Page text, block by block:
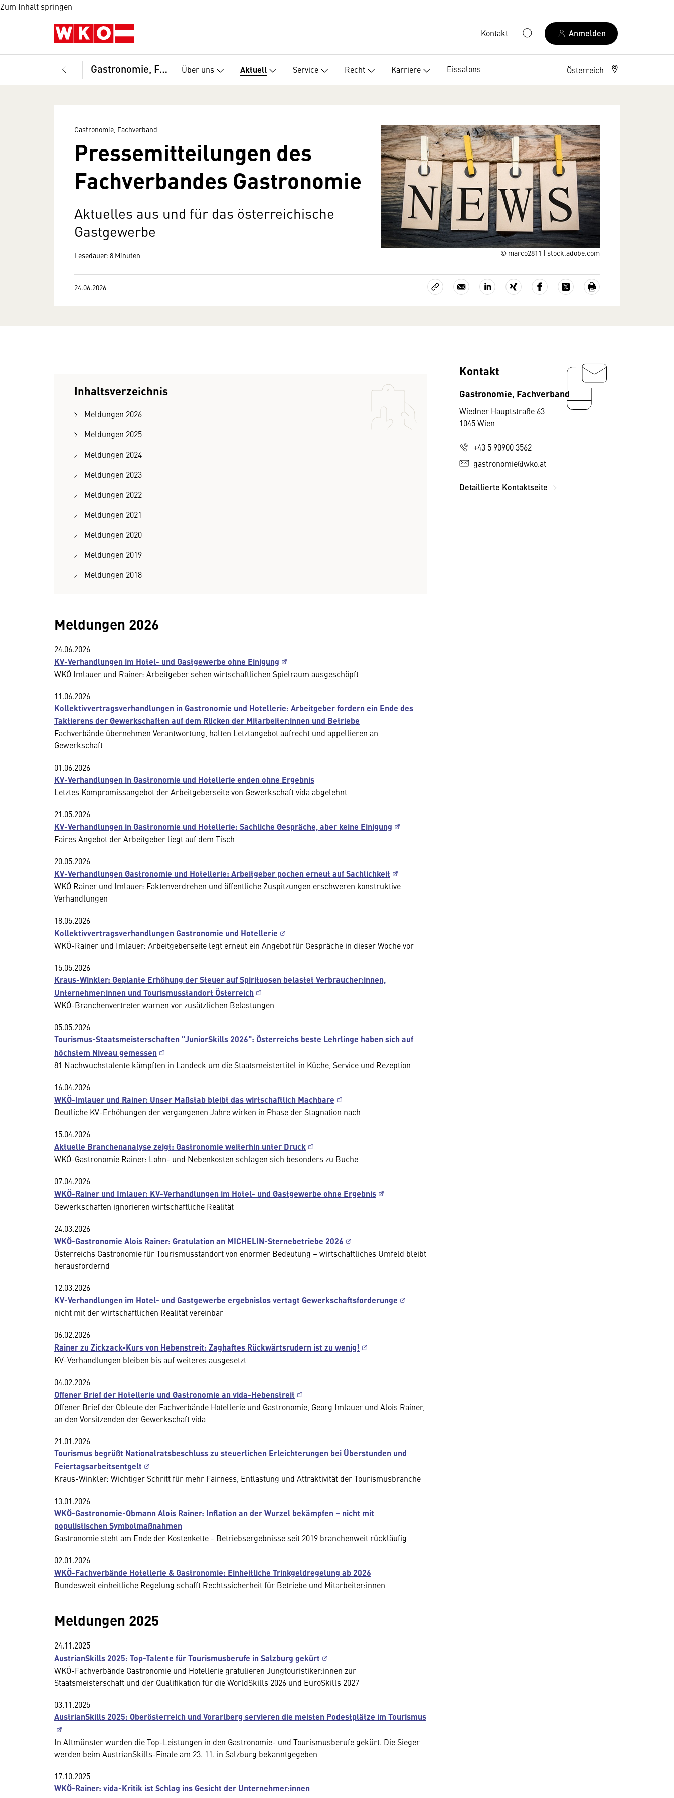
Zum Inhalt springen
Kontakt Anmelden
Gastronomie, Fachverband Über uns Aktuell Service Recht Karriere Eissalons Österreich
© marco2811 | stock.adobe.com
Gastronomie, Fachverband
Pressemitteilungen des
Fachverbandes Gastronomie
Aktuelles aus und für das österreichische
Gastgewerbe
Lesedauer: 8 Minuten
24.06.2026
Inhaltsverzeichnis
Meldungen 2026
Meldungen 2025
Meldungen 2024
Meldungen 2023
Meldungen 2022
Meldungen 2021
Meldungen 2020
Meldungen 2019
Meldungen 2018
Meldungen 2026
24.06.2026
KV-Verhandlungen im Hotel- und Gastgewerbe ohne Einigung
WKÖ Imlauer und Rainer: Arbeitgeber sehen wirtschaftlichen Spielraum ausgeschöpft
11.06.2026
Kollektivvertragsverhandlungen in Gastronomie und Hotellerie: Arbeitgeber fordern ein Ende des
Taktierens der Gewerkschaften auf dem Rücken der Mitarbeiter:innen und Betriebe
Fachverbände übernehmen Verantwortung, halten Letztangebot aufrecht und appellieren an
Gewerkschaft
01.06.2026
KV-Verhandlungen in Gastronomie und Hotellerie enden ohne Ergebnis
Letztes Kompromissangebot der Arbeitgeberseite von Gewerkschaft vida abgelehnt
21.05.2026
KV-Verhandlungen in Gastronomie und Hotellerie: Sachliche Gespräche, aber keine Einigung
Faires Angebot der Arbeitgeber liegt auf dem Tisch
20.05.2026
KV-Verhandlungen Gastronomie und Hotellerie: Arbeitgeber pochen erneut auf Sachlichkeit
WKÖ Rainer und Imlauer: Faktenverdrehen und öffentliche Zuspitzungen erschweren konstruktive
Verhandlungen
18.05.2026
Kollektivvertragsverhandlungen Gastronomie und Hotellerie
WKÖ-Rainer und Imlauer: Arbeitgeberseite legt erneut ein Angebot für Gespräche in dieser Woche vor
15.05.2026
Kraus-Winkler: Geplante Erhöhung der Steuer auf Spirituosen belastet Verbraucher:innen,
Unternehmer:innen und Tourismusstandort Österreich
WKÖ-Branchenvertreter warnen vor zusätzlichen Belastungen
05.05.2026
Tourismus-Staatsmeisterschaften "JuniorSkills 2026": Österreichs beste Lehrlinge haben sich auf
höchstem Niveau gemessen
81 Nachwuchstalente kämpften in Landeck um die Staatsmeistertitel in Küche, Service und Rezeption
16.04.2026
WKÖ-Imlauer und Rainer: Unser Maßstab bleibt das wirtschaftlich Machbare
Deutliche KV-Erhöhungen der vergangenen Jahre wirken in Phase der Stagnation nach
15.04.2026
Aktuelle Branchenanalyse zeigt: Gastronomie weiterhin unter Druck
WKÖ-Gastronomie Rainer: Lohn- und Nebenkosten schlagen sich besonders zu Buche
07.04.2026
WKÖ-Rainer und Imlauer: KV-Verhandlungen im Hotel- und Gastgewerbe ohne Ergebnis
Gewerkschaften ignorieren wirtschaftliche Realität
24.03.2026
WKÖ-Gastronomie Alois Rainer: Gratulation an MICHELIN-Sternebetriebe 2026
Österreichs Gastronomie für Tourismusstandort von enormer Bedeutung – wirtschaftliches Umfeld bleibt
herausfordernd
12.03.2026
KV-Verhandlungen im Hotel- und Gastgewerbe ergebnislos vertagt Gewerkschaftsforderunge
nicht mit der wirtschaftlichen Realität vereinbar
06.02.2026
Rainer zu Zickzack-Kurs von Hebenstreit: Zaghaftes Rückwärtsrudern ist zu wenig!
KV-Verhandlungen bleiben bis auf weiteres ausgesetzt
04.02.2026
Offener Brief der Hotellerie und Gastronomie an vida-Hebenstreit
Offener Brief der Obleute der Fachverbände Hotellerie und Gastronomie, Georg Imlauer und Alois Rainer,
an den Vorsitzenden der Gewerkschaft vida
21.01.2026
Tourismus begrüßt Nationalratsbeschluss zu steuerlichen Erleichterungen bei Überstunden und
Feiertagsarbeitsentgelt
Kraus-Winkler: Wichtiger Schritt für mehr Fairness, Entlastung und Attraktivität der Tourismusbranche
13.01.2026
WKÖ-Gastronomie-Obmann Alois Rainer: Inflation an der Wurzel bekämpfen – nicht mit
populistischen Symbolmaßnahmen
Gastronomie steht am Ende der Kostenkette - Betriebsergebnisse seit 2019 branchenweit rückläufig
02.01.2026
WKÖ-Fachverbände Hotellerie & Gastronomie: Einheitliche Trinkgeldregelung ab 2026
Bundesweit einheitliche Regelung schafft Rechtssicherheit für Betriebe und Mitarbeiter:innen
Meldungen 2025
24.11.2025
AustrianSkills 2025: Top-Talente für Tourismusberufe in Salzburg gekürt
WKÖ-Fachverbände Gastronomie und Hotellerie gratulieren Jungtouristiker:innen zur
Staatsmeisterschaft und der Qualifikation für die WorldSkills 2026 und EuroSkills 2027
03.11.2025
AustrianSkills 2025: Oberösterreich und Vorarlberg servieren die meisten Podestplätze im Tourismus
In Altmünster wurden die Top-Leistungen in den Gastronomie- und Tourismusberufe gekürt. Die Sieger
werden beim AustrianSkills-Finale am 23. 11. in Salzburg bekanntgegeben
17.10.2025
WKÖ-Rainer: vida-Kritik ist Schlag ins Gesicht der Unternehmer:innen
Kontakt
Gastronomie, Fachverband
Wiedner Hauptstraße 63
1045 Wien
+43 5 90900 3562
gastronomie@wko.at
Detaillierte Kontaktseite